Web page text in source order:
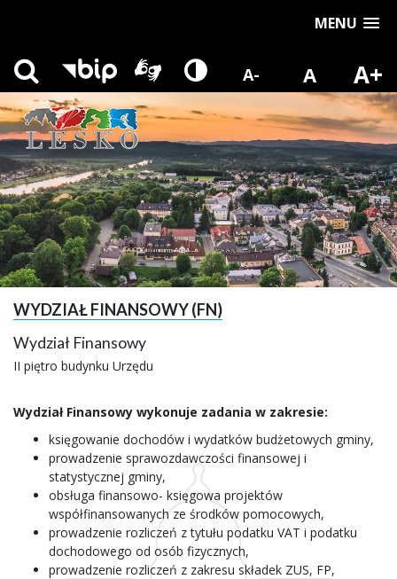
MENU
A- A A+
WYDZIAŁ FINANSOWY (FN)
Wydział Finansowy
II piętro budynku Urzędu
Wydział Finansowy wykonuje zadania w zakresie:
księgowanie dochodów i wydatków budżetowych gminy,
prowadzenie sprawozdawczości finansowej i
statystycznej gminy,
obsługa finansowo- księgowa projektów
współfinansowanych ze środków pomocowych,
prowadzenie rozliczeń z tytułu podatku VAT i podatku
dochodowego od osób fizycznych,
prowadzenie rozliczeń z zakresu składek ZUS, FP,